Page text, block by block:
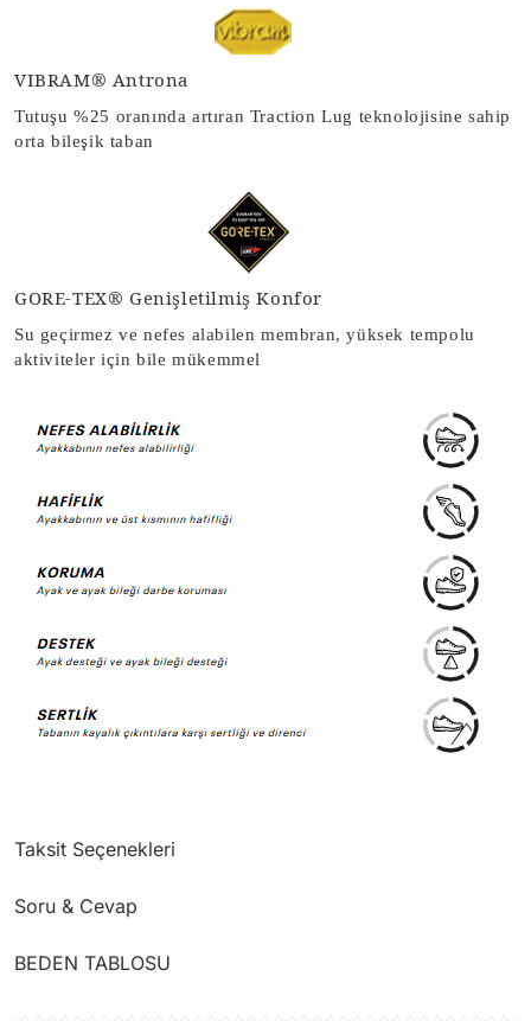
VIBRAM® Antrona
Tutuşu %25 oranında artıran Traction Lug teknolojisine sahip
orta bileşik taban
GORE-TEX® Genişletilmiş Konfor
Su geçirmez ve nefes alabilen membran, yüksek tempolu
aktiviteler için bile mükemmel
Taksit Seçenekleri
Soru & Cevap
BEDEN TABLOSU